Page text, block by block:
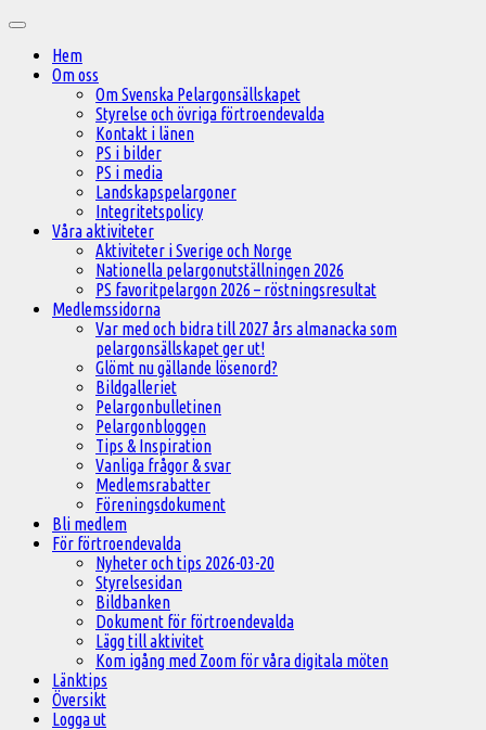
innehåll
Huvudmeny
Hem
Om oss
Om Svenska Pelargonsällskapet
Styrelse och övriga förtroendevalda
Kontakt i länen
PS i bilder
PS i media
Landskapspelargoner
Integritetspolicy
Våra aktiviteter
Aktiviteter i Sverige och Norge
Nationella pelargonutställningen 2026
PS favoritpelargon 2026 – röstningsresultat
Medlemssidorna
Var med och bidra till 2027 års almanacka som
pelargonsällskapet ger ut!
Glömt nu gällande lösenord?
Bildgalleriet
Pelargonbulletinen
Pelargonbloggen
Tips & Inspiration
Vanliga frågor & svar
Medlemsrabatter
Föreningsdokument
Bli medlem
För förtroendevalda
Nyheter och tips 2026-03-20
Styrelsesidan
Bildbanken
Dokument för förtroendevalda
Lägg till aktivitet
Kom igång med Zoom för våra digitala möten
Länktips
Översikt
Logga ut